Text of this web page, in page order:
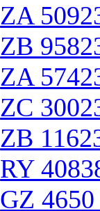
ZA
ZB
ZA
ZC
ZB
RY
GZ